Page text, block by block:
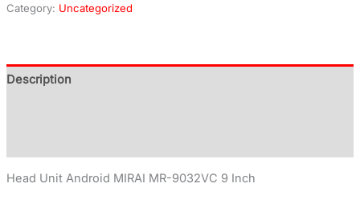
Category: Uncategorized
Description
Head Unit Android MIRAI MR-9032VC 9 Inch